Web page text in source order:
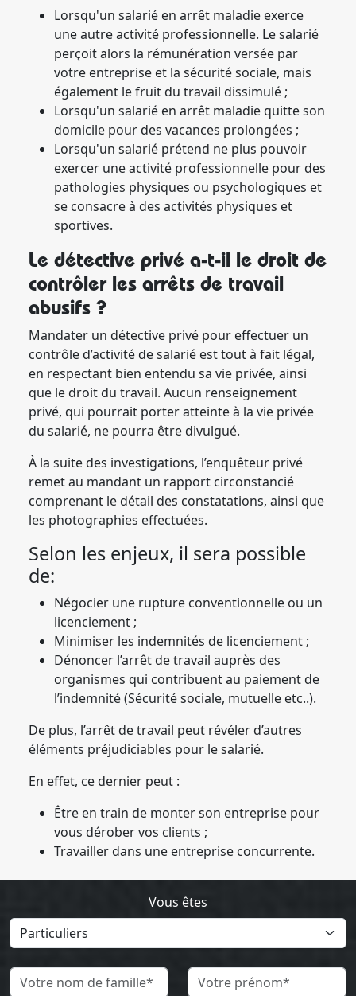
Lorsqu'un salarié en arrêt maladie exerce
une autre activité professionnelle. Le salarié
perçoit alors la rémunération versée par
votre entreprise et la sécurité sociale, mais
également le fruit du travail dissimulé ;
Lorsqu'un salarié en arrêt maladie quitte son
domicile pour des vacances prolongées ;
Lorsqu'un salarié prétend ne plus pouvoir
exercer une activité professionnelle pour des
pathologies physiques ou psychologiques et
se consacre à des activités physiques et
sportives.
Le détective privé a-t-il le droit de
contrôler les arrêts de travail
abusifs ?
Mandater un détective privé pour effectuer un
contrôle d’activité de salarié est tout à fait légal,
en respectant bien entendu sa vie privée, ainsi
que le droit du travail. Aucun renseignement
privé, qui pourrait porter atteinte à la vie privée
du salarié, ne pourra être divulgué.
À la suite des investigations, l’enquêteur privé
remet au mandant un rapport circonstancié
comprenant le détail des constatations, ainsi que
les photographies effectuées.
Selon les enjeux, il sera possible
de:
Négocier une rupture conventionnelle ou un
licenciement ;
Minimiser les indemnités de licenciement ;
Dénoncer l’arrêt de travail auprès des
organismes qui contribuent au paiement de
l’indemnité (Sécurité sociale, mutuelle etc..).
De plus, l’arrêt de travail peut révéler d’autres
éléments préjudiciables pour le salarié.
En effet, ce dernier peut :
Être en train de monter son entreprise pour
vous dérober vos clients ;
Travailler dans une entreprise concurrente.
Vous êtes